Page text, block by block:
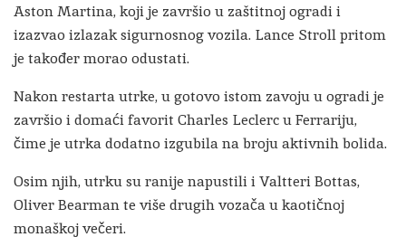
Aston Martina, koji je završio u zaštitnoj ogradi i
izazvao izlazak sigurnosnog vozila. Lance Strollpritom
je također morao odustati.
Nakon restarta utrke, u gotovo istom zavoju u ogradi je
završio i domaći favorit Charles Leclercu Ferrariju,
čime je utrka dodatno izgubila na broju aktivnih bolida.
Osim njih, utrku su ranije napustili iValtteri Bottas,
Oliver Bearmante više drugih vozača u kaotičnoj
monaškoj večeri.